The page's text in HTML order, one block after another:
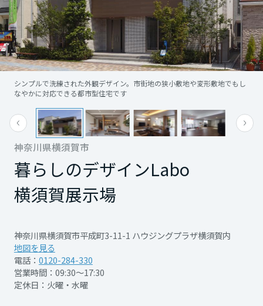
デザイン
テクノロジー（住まいの性能）
建築事例・建築実例
デザイナーズギャラリー
インテリア
住まいづくりガイド
買う
中古住宅検索
スムストック検索
賃貸住宅
賃貸併用住宅
店舗・各種施設
土地活用モデルルーム見学
土地活用実例
法人のお客さま
企業不動産活用（CRE）戦略
社宅建築
医療・介護・子育て・障がい福祉施設
戸建て・マンション
ミサワリフォームとは
リフォームの流れ
リフォームメニュー
リフォーム事例
事業用
ホテル・旅館リフォーム
リフォーム営業所
まちづくり
複合開発・投資開発
複合開発事業（ASMACI-アスマチ-）
再開発・官民連携事業
分譲マンション開発事業
収益不動産・投資開発事業
建築再生事業
事業用売買
事業用地・事業用建物
オーナーサポート
サポートメニュー
住まいるりんぐ（ロングサポート）
保証制度
アフターメンテナンス
ご相談窓口
業・IR情報
企業・IR
ニュース
MISAWAについて
ミサワホームグループ
IR情報
SDGs
展示場・イベント情報
カタログ請求
住まいのご相談
神奈川県横須賀市
暮らしのデザインLabo
横須賀展示場
神奈川県横須賀市平成町3-11-1 ハウジングプラザ横須賀内
地図を見る
電話： 0120-284-330
営業時間：09:30～17:30
定休日：火曜・水曜
シンプルで洗練された外観デザイン。市街地の狭小敷地や変形敷地でもし
なやかに対応できる都市型住宅です
東北
青森県
岩手県
宮城県
秋田県
山形県
福島県